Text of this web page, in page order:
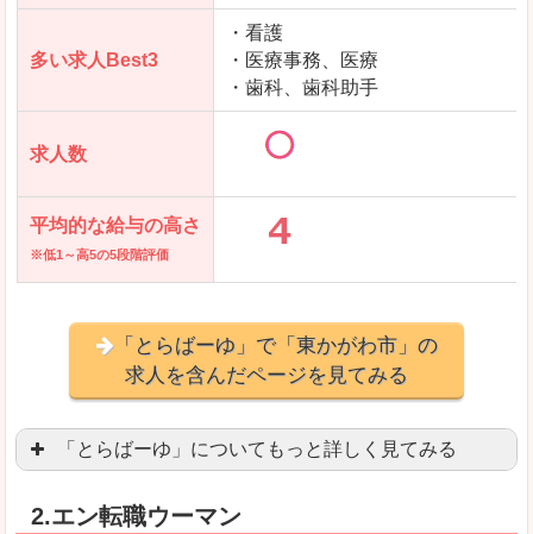
多い求人Best3
・看護
・医療事務、医療
・歯科、歯科助手
求人数
平均的な給与の高さ
※低1～高5の5段階評価
「とらばーゆ」で「東かがわ市」の
求人を含んだページを見てみる
「とらばーゆ」についてもっと詳しく見てみる
2.エン転職ウーマン